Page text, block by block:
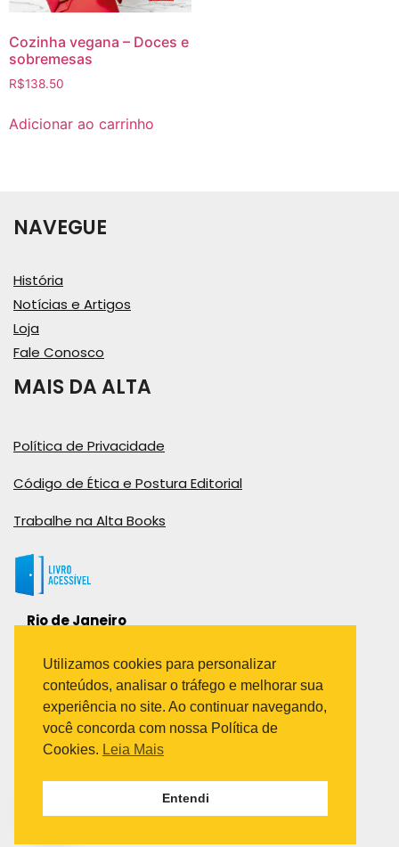
Cozinha vegana – Doces e
sobremesas
R$138.50
Adicionar ao carrinho
NAVEGUE
História
Notícias e Artigos
Loja
Fale Conosco
MAIS DA ALTA
Política de Privacidade
Código de Ética e Postura Editorial
Trabalhe na Alta Books
Rio de Janeiro
Bairro Industrial do Jacaré
Rio de Janeiro – RJ – CEP: 20970-031
Telefone:
(21) 3278-8069
(21) 3995-7512
Avenida Paulista 1636 / sala 1407
Utilizamos cookies para personalizar
conteúdos, analisar o tráfego e melhorar sua
experiência no site. Ao continuar navegando,
você concorda com nossa Política de
Cookies. Leia Mais
Entendi